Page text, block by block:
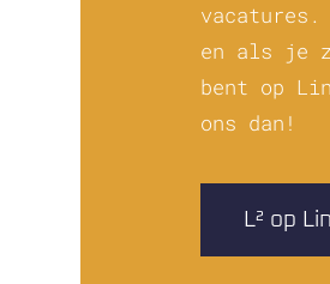
en als je
bent op
ons dan!
L² op